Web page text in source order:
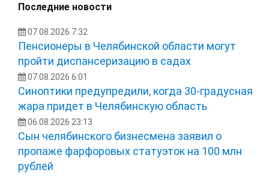
Последние новости
07.08.2026 7:32
Пенсионеры в Челябинской области могут
пройти диспансеризацию в садах
07.08.2026 6:01
Синоптики предупредили, когда 30-градусная
жара придет в Челябинскую область
06.08.2026 23:13
Сын челябинского бизнесмена заявил о
пропаже фарфоровых статуэток на 100 млн
рублей